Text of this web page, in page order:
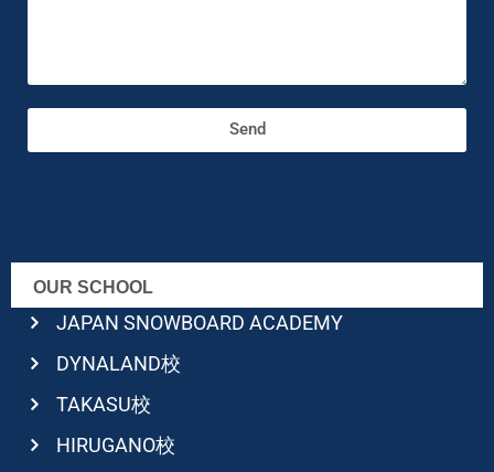
Send
OUR SCHOOL
JAPAN SNOWBOARD ACADEMY
DYNALAND校
TAKASU校
HIRUGANO校